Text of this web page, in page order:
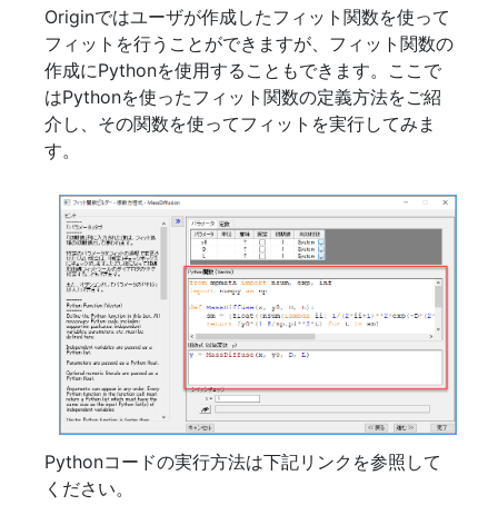
Originではユーザが作成したフィット関数を使って
フィットを行うことができますが、フィット関数の
作成にPythonを使用することもできます。ここで
はPythonを使ったフィット関数の定義方法をご紹
介し、その関数を使ってフィットを実行してみま
す。
Pythonコードの実行方法は下記リンクを参照して
ください。